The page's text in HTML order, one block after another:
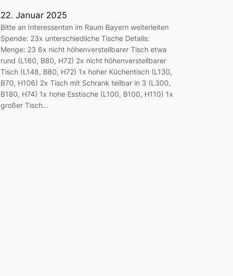
22. Januar 2025
Bitte an Interessenten im Raum Bayern weiterleiten
Spende: 23x unterschiedliche Tische Details:
Menge: 23 6x nicht höhenverstellbarer Tisch etwa
rund (L160, B80, H72) 2x nicht höhenverstellbarer
Tisch (L148, B80, H72) 1x hoher Küchentisch (L130,
B70, H106) 2x Tisch mit Schrank teilbar in 3 (L300,
B180, H74) 1x hohe Esstische (L100, B100, H110) 1x
großer Tisch…